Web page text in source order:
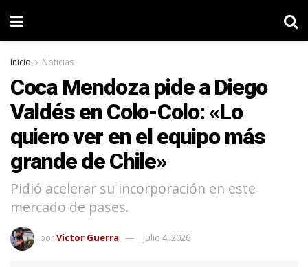
Inicio Noticias
Coca Mendoza pide a Diego
Valdés en Colo-Colo: «Lo
quiero ver en el equipo más
grande de Chile»
Pidió acelerar su incorporación en este
mercado de pases.
porVictor Guerra julio 4, 2026